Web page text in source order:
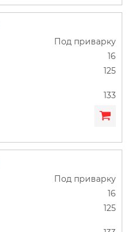
Под приварку
16
125
133
Под приварку
16
125